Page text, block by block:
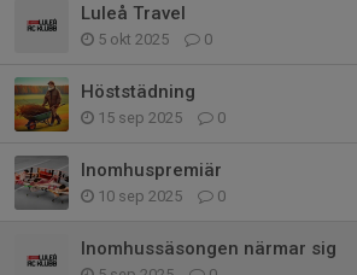
Luleå Travel
5 okt 2025 0
Höststädning
15 sep 2025 0
Inomhuspremiär
10 sep 2025 0
Inomhussäsongen närmar sig